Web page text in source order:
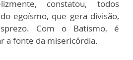
constatou, todos
egoísmo, que gera divisão,
Com o Batismo, é
a fonte da misericórdia.